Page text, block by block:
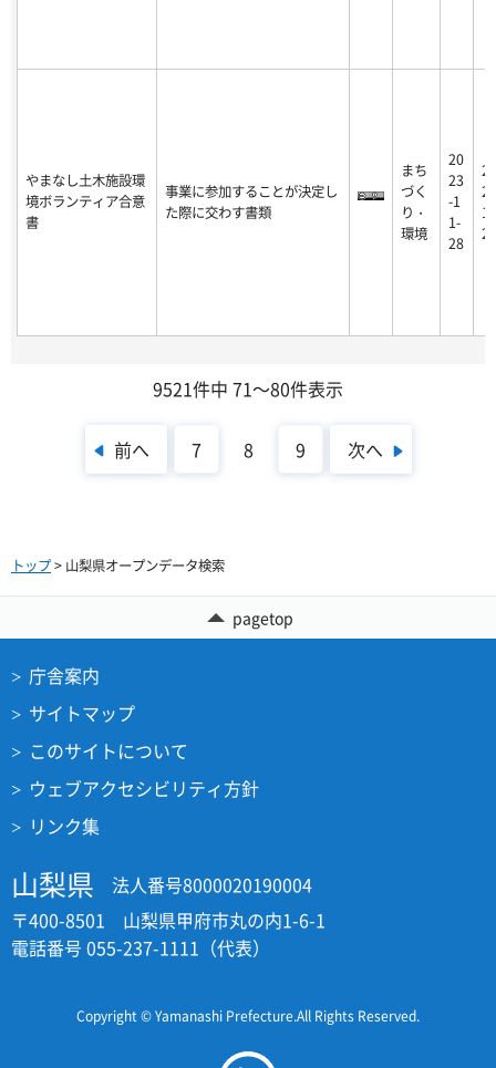
やまなし土木施設環
境ボランティア合意
書
事業に参加することが決定し
た際に交わす書類
まち
づく
り・
環境
20
23
-1
1-
28
20
29
9521件中 71～80件表示
前へ 7 8 9 次へ
トップ> 山梨県オープンデータ検索
pagetop
庁舎案内
サイトマップ
このサイトについて
ウェブアクセシビリティ方針
リンク集
山梨県
法人番号8000020190004
〒400-8501 山梨県甲府市丸の内1-6-1
電話番号 055-237-1111（代表）
Copyright © Yamanashi Prefecture.All Rights Reserved.